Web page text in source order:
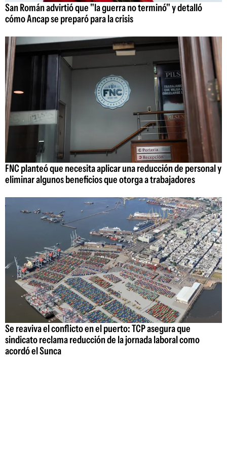
San Román advirtió que "la guerra no terminó" y detalló
cómo Ancap se preparó para la crisis
FNC planteó que necesita aplicar una reducción de personal y
eliminar algunos beneficios que otorga a trabajadores
Se reaviva el conflicto en el puerto: TCP asegura que
sindicato reclama reducción de la jornada laboral como
acordó el Sunca